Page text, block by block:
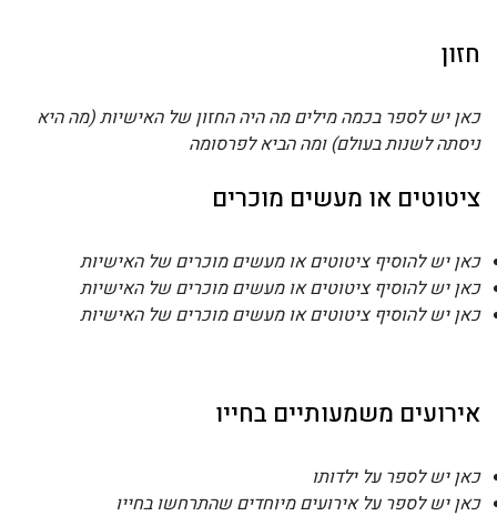
חזון
כאן יש לספר בכמה מילים מה היה החזון של האישיות (מה היא
ניסתה לשנות בעולם) ומה הביא לפרסומה
ציטוטים או מעשים מוכרים
כאן יש להוסיף ציטוטים או מעשים מוכרים של האישיות
כאן יש להוסיף ציטוטים או מעשים מוכרים של האישיות
כאן יש להוסיף ציטוטים או מעשים מוכרים של האישיות
אירועים משמעותיים בחייו
כאן יש לספר על ילדותו
כאן יש לספר על אירועים מיוחדים שהתרחשו בחייו